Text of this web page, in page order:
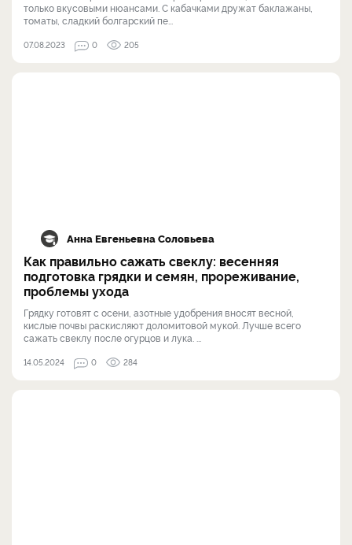
только вкусовыми нюансами. С кабачками дружат баклажаны,
томаты, сладкий болгарский пе...
07.08.2023 0 205
Анна Евгеньевна Соловьева
Как правильно сажать свеклу: весенняя
подготовка грядки и семян, прореживание,
проблемы ухода
Грядку готовят с осени, азотные удобрения вносят весной,
кислые почвы раскисляют доломитовой мукой. Лучше всего
сажать свеклу после огурцов и лука. ...
14.05.2024 0 284